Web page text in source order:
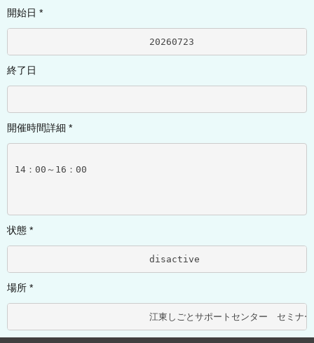
開始日 *
終了日
開催時間詳細 *
14：00～16：00
状態 *
場所 *